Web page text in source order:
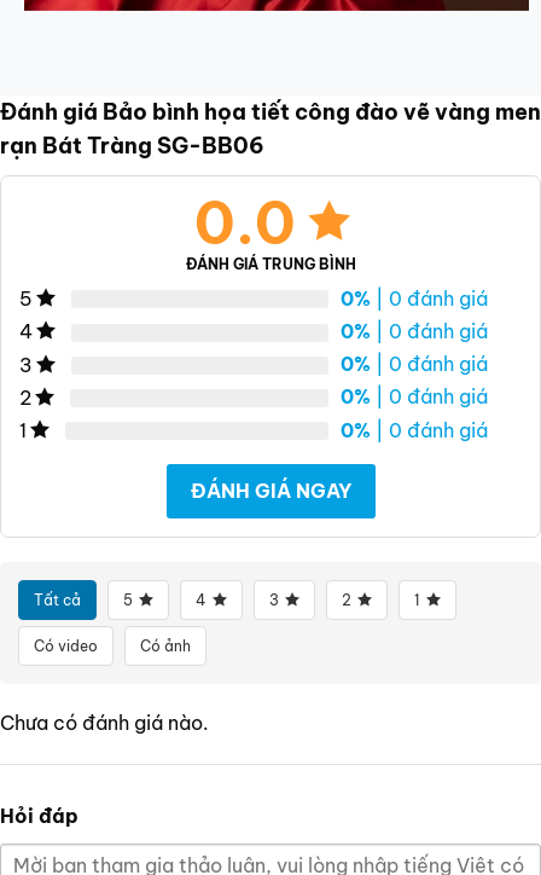
Đánh giá Bảo bình họa tiết công đào vẽ vàng men
rạn Bát Tràng SG-BB06
0.0
ĐÁNH GIÁ TRUNG BÌNH
5 0% | 0 đánh giá
4
0% | 0 đánh giá
3
0% | 0 đánh giá
2
0% | 0 đánh giá
1
0% | 0 đánh giá
ĐÁNH GIÁ NGAY
Tất cả 5 4 3 2 1
Có video Có ảnh
Chưa có đánh giá nào.
Hỏi đáp